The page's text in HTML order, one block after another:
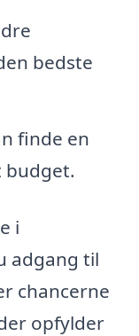
bedste
finde en
budget.
i
adgang til
chancerne
opfylder